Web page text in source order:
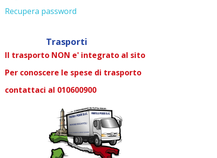
Recupera password
Trasporti
Il trasporto NON e' integrato al sito
Per conoscere le spese di trasporto
contattaci al 010600900